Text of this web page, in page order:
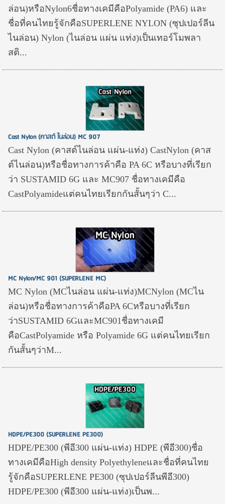
ล่อน)หรือNylon6ชื่อทางเคมีคือPolyamide (PA6) และ
ชื่อที่คนไทยรู้จักคือSUPERLENE NYLON (ซุปเปอร์ลีน
ไนล่อน) Nylon (ไนล่อน แผ่น แท่ง)เป็นเทอร์โมพลา
สติ...
Cast Nylon (คาสต์ ไนล่อน) MC 907
Cast Nylon (คาสต์ไนล่อน แผ่น-แท่ง) CastNylon (คาส
ต์ไนล่อน)หรือชื่อทางการค้าคือ PA 6C หรือบางที่เรียก
ว่า SUSTAMID 6G และ MC907 ชื่อทางเคมีคือ
CastPolyamideแต่คนไทยเรียกกันสั้นๆว่า C...
MC Nylon/MC 901 (SUPERLENE MC)
MC Nylon (MCไนล่อน แผ่น-แท่ง)MCNylon (MCไน
ล่อน)หรือชื่อทางการค้าคือPA 6Cหรือบางที่เรียก
ว่าSUSTAMID 6GและMC901ชื่อทางเคมี
คือCastPolyamide หรือ Polyamide 6G แต่คนไทยเรียก
กันสั้นๆว่าM...
HDPE/PE300 (SUPERLENE PE300)
HDPE/PE300 (พีอี300 แผ่น-แท่ง) HDPE (พีอี300)ชื่อ
ทางเคมีคือHigh density Polyethyleneและชื่อที่คนไทย
รู้จักคือSUPERLENE PE300 (ซุปเปอร์ลีนพีอี300)
HDPE/PE300 (พีอี300 แผ่น-แท่ง)เป็นพ...